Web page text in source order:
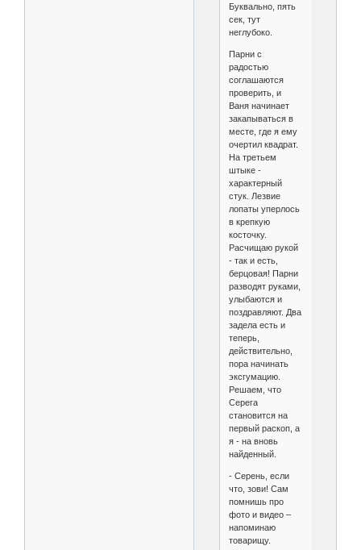
Буквально, пять
сек, тут
неглубоко.
Парни с
радостью
соглашаются
проверить, и
Ваня начинает
закапываться в
месте, где я ему
очертил квадрат.
На третьем
штыке -
характерный
стук. Лезвие
лопаты уперлось
в крепкую
косточку.
Расчищаю рукой
- так и есть,
берцовая! Парни
разводят руками,
улыбаются и
поздравляют. Два
задела есть и
теперь,
действительно,
пора начинать
эксгумацию.
Решаем, что
Серега
становится на
первый раскоп, а
я - на вновь
найденный.
- Серень, если
что, зови! Сам
помнишь про
фото и видео –
напоминаю
товарищу.